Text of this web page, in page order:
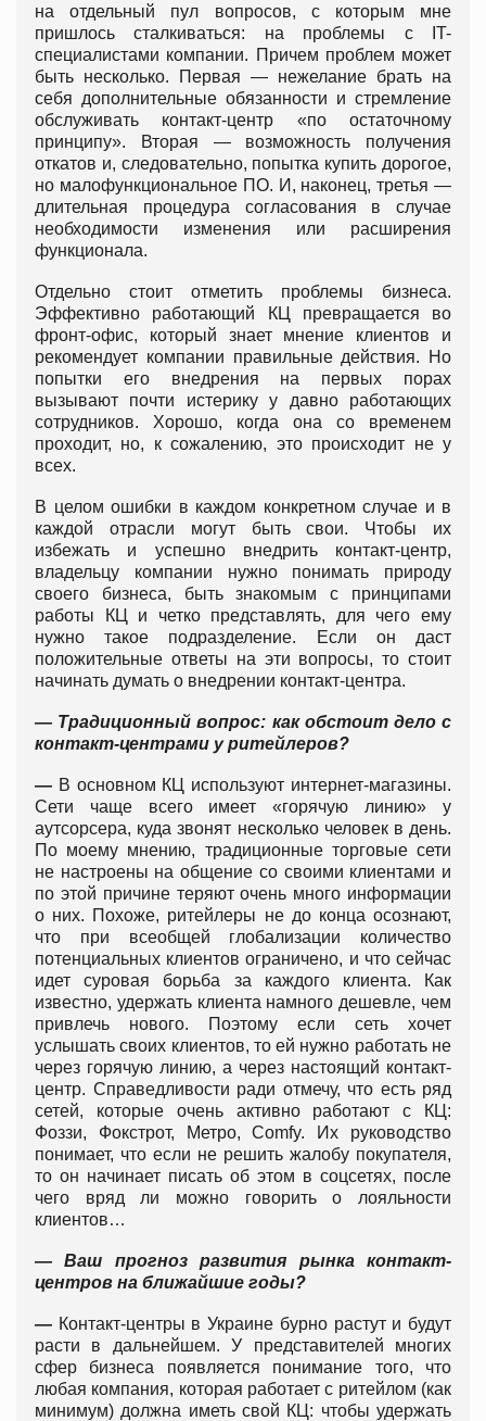
на отдельный пул вопросов, с которым мне
пришлось сталкиваться: на проблемы с IT-
специалистами компании. Причем проблем может
быть несколько. Первая — нежелание брать на
себя дополнительные обязанности и стремление
обслуживать контакт-центр «по остаточному
принципу». Вторая — возможность получения
откатов и, следовательно, попытка купить дорогое,
но малофункциональное ПО. И, наконец, третья —
длительная процедура согласования в случае
необходимости изменения или расширения
функционала.
Отдельно стоит отметить проблемы бизнеса.
Эффективно работающий КЦ превращается во
фронт-офис, который знает мнение клиентов и
рекомендует компании правильные действия. Но
попытки его внедрения на первых порах
вызывают почти истерику у давно работающих
сотрудников. Хорошо, когда она со временем
проходит, но, к сожалению, это происходит не у
всех.
В целом ошибки в каждом конкретном случае и в
каждой отрасли могут быть свои. Чтобы их
избежать и успешно внедрить контакт-центр,
владельцу компании нужно понимать природу
своего бизнеса, быть знакомым с принципами
работы КЦ и четко представлять, для чего ему
нужно такое подразделение. Если он даст
положительные ответы на эти вопросы, то стоит
начинать думать о внедрении контакт-центра.
— Традиционный вопрос: как обстоит дело с
контакт-центрами у ритейлеров?
— В основном КЦ используют интернет-магазины.
Сети чаще всего имеет «горячую линию» у
аутсорсера, куда звонят несколько человек в день.
По моему мнению, традиционные торговые сети
не настроены на общение со своими клиентами и
по этой причине теряют очень много информации
о них. Похоже, ритейлеры не до конца осознают,
что при всеобщей глобализации количество
потенциальных клиентов ограничено, и что сейчас
идет суровая борьба за каждого клиента. Как
известно, удержать клиента намного дешевле, чем
привлечь нового. Поэтому если сеть хочет
услышать своих клиентов, то ей нужно работать не
через горячую линию, а через настоящий контакт-
центр. Справедливости ради отмечу, что есть ряд
сетей, которые очень активно работают с КЦ:
Фоззи, Фокстрот, Метро, Comfy. Их руководство
понимает, что если не решить жалобу покупателя,
то он начинает писать об этом в соцсетях, после
чего вряд ли можно говорить о лояльности
клиентов…
— Ваш прогноз развития рынка контакт-
центров на ближайшие годы?
— Контакт-центры в Украине бурно растут и будут
расти в дальнейшем. У представителей многих
сфер бизнеса появляется понимание того, что
любая компания, которая работает с ритейлом (как
минимум) должна иметь свой КЦ: чтобы удержать